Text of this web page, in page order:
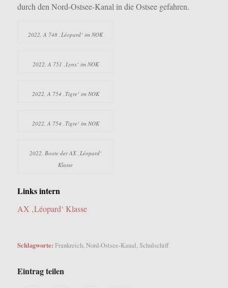
durch den Nord-Ostsee-Kanal in die Ostsee gefahren.
2022, A 748 ‚Léopard‘ im NOK
2022, A 751 ‚Lynx‘ im NOK
2022, A 754 ‚Tigre‘ im NOK
2022, A 754 ‚Tigre‘ im NOK
2022, Boote der AX ‚Léopard‘
Klasse
Links intern
AX ‚Léopard‘ Klasse
Schlagworte: Frankreich,Nord-Ostsee-Kanal,Schulschiff
Eintrag teilen